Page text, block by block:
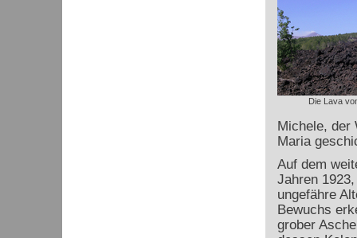
Die Lava
Michele, der
Maria
Auf dem
Jahren
ungefähre
Bewuchs
grober